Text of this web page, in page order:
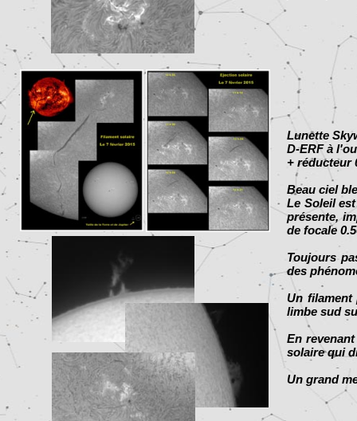
Lunette
D-ERF à
+ réducteur
Beau ciel
Le Soleil
présente,
de focale
Toujours
des
Un filament
limbe sud
En
solaire qui
Un grand